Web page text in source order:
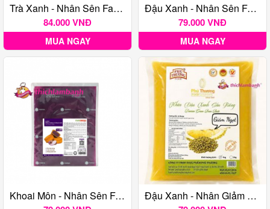
Trà Xanh - Nhân Sên Farina Luna 1Kg
84.000 VNĐ
MUA NGAY
Đậu Xanh - Nhân Sên Farina Luna 1Kg
79.000 VNĐ
MUA NGAY
Khoai Môn - Nhân Sên Farina Luna 1Kg Đậu Xanh - Nhân Giảm Ngọt Phú Thương 1Kg